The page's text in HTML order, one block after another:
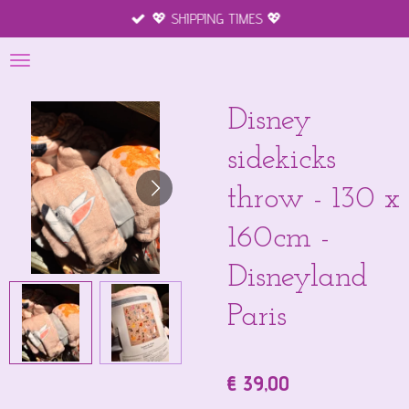
direct
naar
hoofdinhoud
💖 SHIPPING TIMES 💖
Disney
sidekicks
throw - 130 x
160cm -
Disneyland
Paris
€ 39,00